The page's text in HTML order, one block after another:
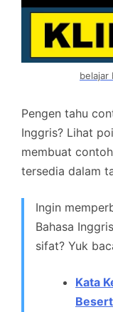
belajar
Pengen tahu
Inggris? Lihat
membuat
tersedia dalam
Ingin
Bahasa
sifat? Yuk
Kata